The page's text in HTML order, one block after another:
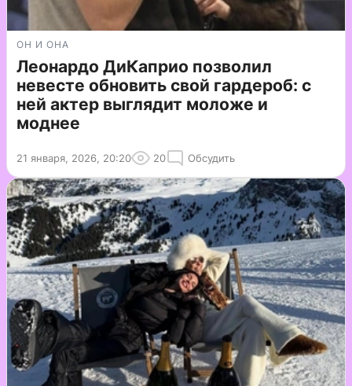
ОН И ОНА
Леонардо ДиКаприо позволил
невесте обновить свой гардероб: с
ней актер выглядит моложе и
моднее
21 января, 2026, 20:20 20 Обсудить